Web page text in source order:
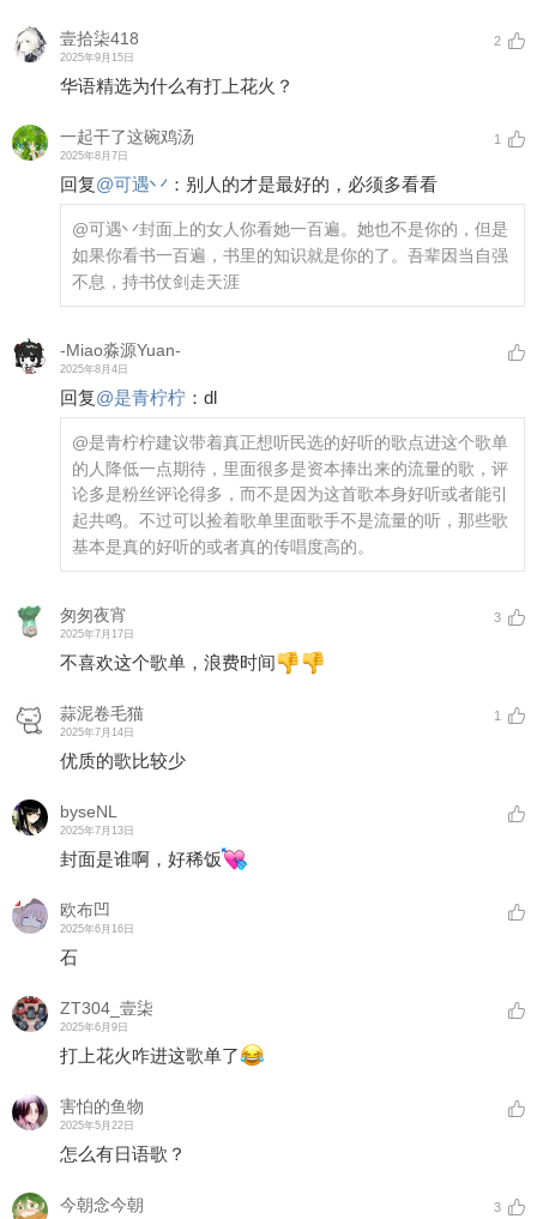
壹拾柒418
2025年9月15日
2
华语精选为什么有打上花火？
一起干了这碗鸡汤
2025年8月7日
1
回复@可遇丷 ： 别人的才是最好的，必须多看看
@可遇丷封面上的女人你看她一百遍。她也不是你的，但是
如果你看书一百遍，书里的知识就是你的了。吾辈因当自强
不息，持书仗剑走天涯
-Miao淼源Yuan-
2025年8月4日
回复@是青柠柠 ： dl
@是青柠柠建议带着真正想听民选的好听的歌点进这个歌单
的人降低一点期待，里面很多是资本捧出来的流量的歌，评
论多是粉丝评论得多，而不是因为这首歌本身好听或者能引
起共鸣。不过可以捡着歌单里面歌手不是流量的听，那些歌
基本是真的好听的或者真的传唱度高的。
匆匆夜宵
2025年7月17日
3
不喜欢这个歌单，浪费时间
蒜泥卷毛猫
2025年7月14日
1
优质的歌比较少
byseNL
2025年7月13日
封面是谁啊，好稀饭
欧布凹
2025年6月16日
石
ZT304_壹柒
2025年6月9日
打上花火咋进这歌单了
害怕的鱼物
2025年5月22日
怎么有日语歌？
今朝念今朝 3